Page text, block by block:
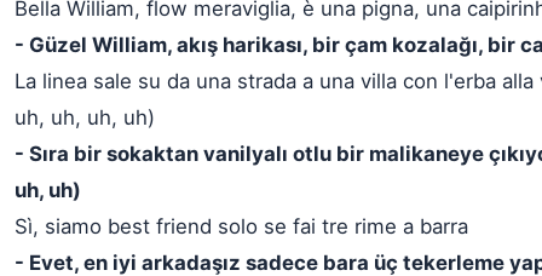
Bella William, flow meraviglia, è una pigna, una
- Güzel William, akış harikası, bir çam kozalağı, bir
La linea sale su da una strada a una villa con l'erba alla
uh, uh, uh, uh)
- Sıra bir sokaktan vanilyalı otlu bir malikaneye
uh, uh)
Sì, siamo best friend solo se fai tre rime a barra
- Evet, en iyi arkadaşız sadece bara üç tekerleme